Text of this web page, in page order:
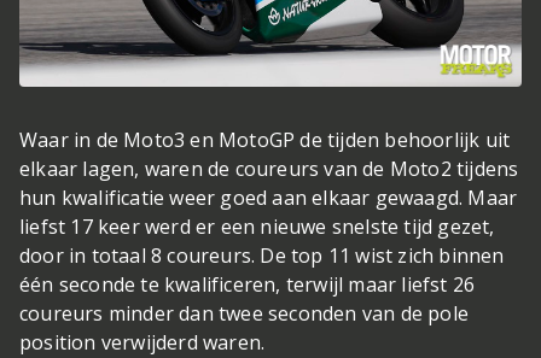
Waar in de Moto3 en MotoGP de tijden behoorlijk uit
elkaar lagen, waren de coureurs van de Moto2 tijdens
hun kwalificatie weer goed aan elkaar gewaagd. Maar
liefst 17 keer werd er een nieuwe snelste tijd gezet,
door in totaal 8 coureurs. De top 11 wist zich binnen
één seconde te kwalificeren, terwijl maar liefst 26
coureurs minder dan twee seconden van de pole
position verwijderd waren.